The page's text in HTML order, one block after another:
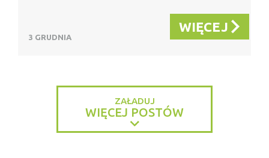
3 GRUDNIA
WIĘCEJ
ZAŁADUJ
WIĘCEJ POSTÓW